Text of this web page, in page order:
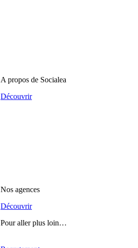
A propos de Socialea
Découvrir
Nos agences
Découvrir
Pour aller plus loin…